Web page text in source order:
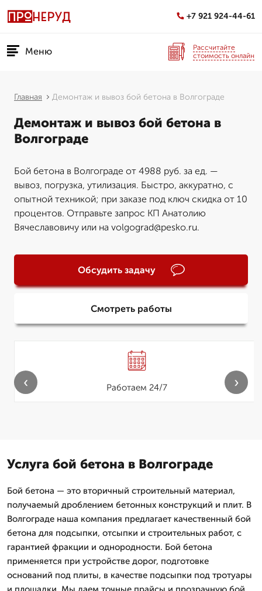
+7 921 924-44-61
Меню
Рассчитайте
стоимость онлайн
Главная Демонтаж и вывоз бой бетона в Волгограде
Демонтаж и вывоз бой бетона в
Волгограде
Бой бетона в Волгограде от 4988 руб. за ед. —
вывоз, погрузка, утилизация. Быстро, аккуратно, с
опытной техникой; при заказе под ключ скидка от 10
процентов. Отправьте запрос КП Анатолию
Вячеславовичу или на volgograd@pesko.ru.
Обсудить задачу
Смотреть работы
Работаем 24/7
‹ ›
Услуга бой бетона в Волгограде
Бой бетона — это вторичный строительный материал,
получаемый дроблением бетонных конструкций и плит. В
Волгограде наша компания предлагает качественный бой
бетона для подсыпки, отсыпки и строительных работ, с
гарантией фракции и однородности. Бой бетона
применяется при устройстве дорог, подготовке
оснований под плиты, в качестве подсыпки под тротуары